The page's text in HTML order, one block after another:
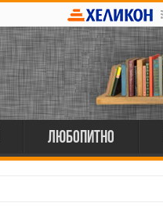
Любопитно